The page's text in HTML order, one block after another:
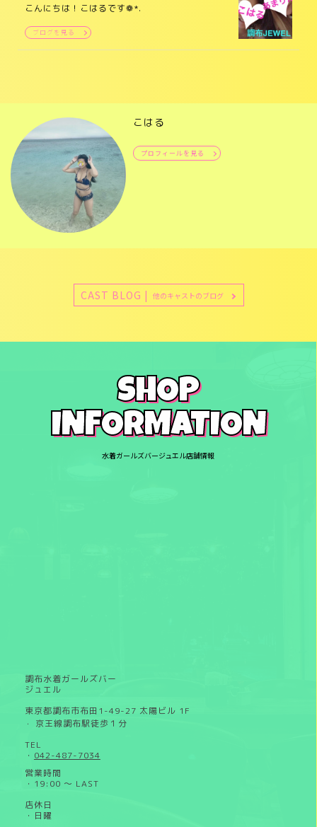
こんにちは！こはるです❁*.
ブログを見る
こはる
プロフィールを見る
CAST BLOG | 他のキャストのブログ
SHOP
INFORMATION
水着ガールズバージュエル店舗情報
調布水着ガールズバー
ジュエル
東京都調布市布田1-49-27 太陽ビル 1F
・
京王線調布駅徒歩１分
TEL
・ 042-487-7034
営業時間
・19:00 ～ LAST
店休日
・日曜